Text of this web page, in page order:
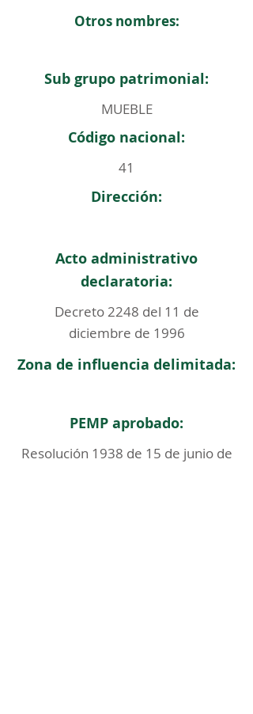
Otros nombres:
Sub grupo patrimonial:
MUEBLE
Código nacional:
41
Dirección:
Acto administrativo
declaratoria:
Decreto 2248 del 11 de
diciembre de 1996
Zona de influencia delimitada:
PEMP aprobado:
Resolución 1938 de 15 de junio de